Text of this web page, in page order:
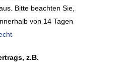
Bitte beachten Sie,
von 14 Tagen
z.B.